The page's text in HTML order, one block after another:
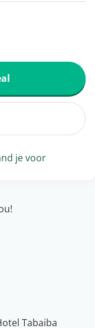
Tabaiba
je voor